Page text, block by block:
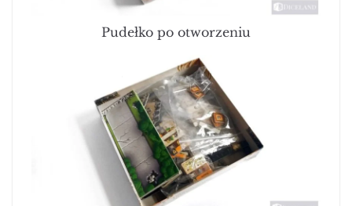
Pudełko po otworzeniu